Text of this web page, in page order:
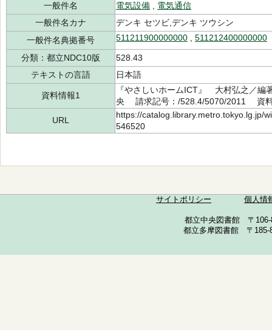
一般件名
電気設備
電気通信
一般件名カナ
デンキ セツビ,デンキ ツウシン
一般件名典拠番号
511211900000000 511212400000000
分類：都立NDC10版
528.43
テキストの言語
日本語
資料情報1
『やさしいホームICT』 大村弘之／
央 請求記号：/528.4/5070/2011 資料
URL
https://catalog.library.metro.tokyo.lg.jp/
546520
サイトポリシー 個人情
都立中央図書館 〒
都立多摩図書館 〒185-